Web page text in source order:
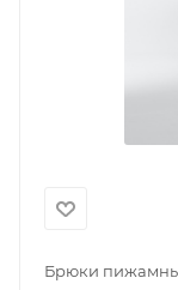
Брюки